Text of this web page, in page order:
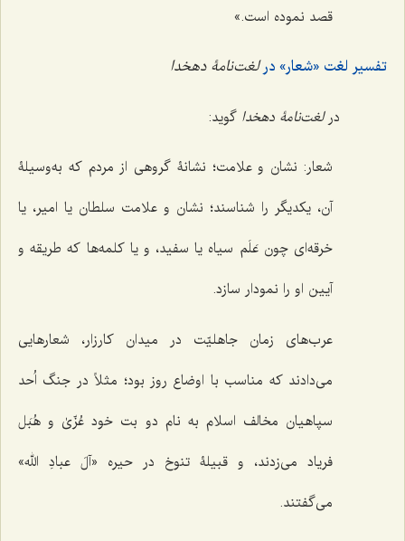
قصد نموده است.»
تفسیر لغت «شعار» درلغت‌نامۀ دهخدا
درلغت‌نامۀ دهخدا گوید:
شعار: نشان و علامت؛ نشانۀ گروهی از مردم که به‌وسیلۀ
آن، یکدیگر را شناسند؛ نشان و علامت سلطان یا امیر، یا
خرقه‌ای چون عَلَم سیاه یا سفید، و یا کلمه‌ها که طریقه و
آیین او را نمودار سازد.
عرب‌های زمان جاهلیّت در میدان کارزار، شعارهایی
می‌دادند که مناسب با اوضاع روز بود؛ مثلاً در جنگ اُحد
سپاهیان مخالف اسلام به نام دو بت خود عُزّیٰ و هُبَل
فریاد می‌زدند، و قبیلۀ تنوخ در حیره «آلَ عبادِ الله»
می‌گفتند.